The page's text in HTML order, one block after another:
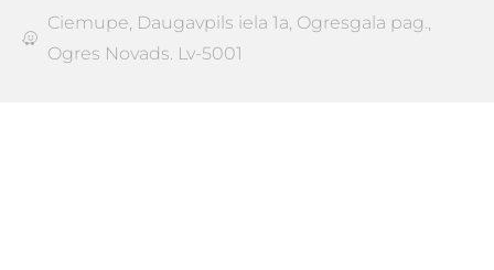
Ciemupe, Daugavpils iela 1a, Ogresgala pag.,
Ogres Novads. Lv-5001